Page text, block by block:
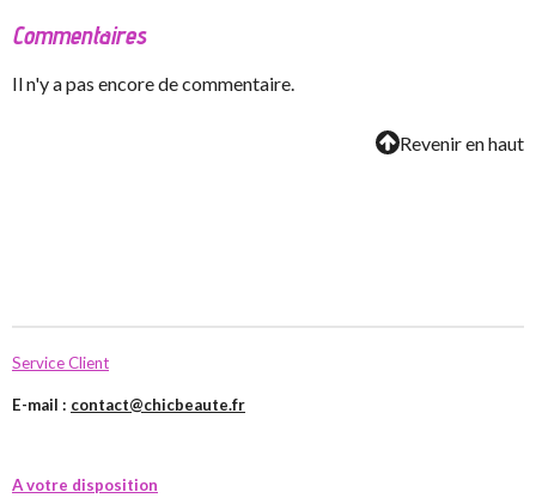
Commentaires
Il n'y a pas encore de commentaire.
Revenir en haut
Service Client
E-mail : contact@chicbeaute.fr
A votre disposition